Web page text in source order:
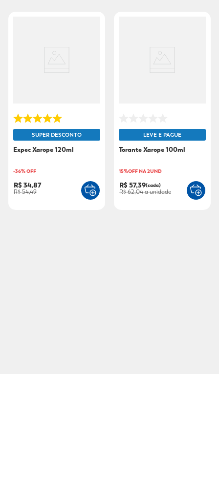
SUPER DESCONTO
Expec Xarope 120ml
-36% OFF
R$ 34,87
R$ 54,49
LEVE E PAGUE
Torante Xarope 100ml
15%OFF NA 2UND
R$ 57,39(cada)
R$ 62,04a unidade